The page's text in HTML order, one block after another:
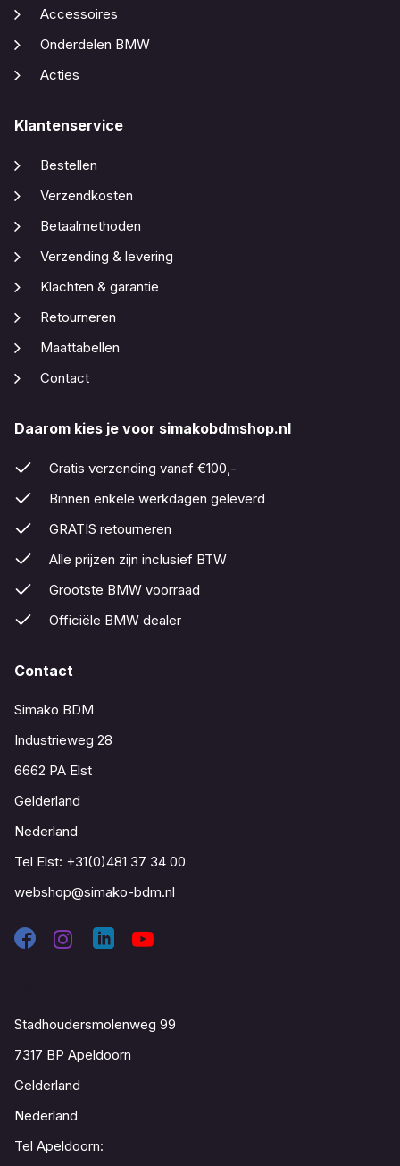
Accessoires
Onderdelen BMW
Acties
Klantenservice
Bestellen
Verzendkosten
Betaalmethoden
Verzending & levering
Klachten & garantie
Retourneren
Maattabellen
Contact
Daarom kies je voor simakobdmshop.nl
Gratis verzending vanaf €100,-
Binnen enkele werkdagen geleverd
GRATIS retourneren
Alle prijzen zijn inclusief BTW
Grootste BMW voorraad
Officiële BMW dealer
Contact
Simako BDM
Industrieweg 28
6662 PA Elst
Gelderland
Nederland
Tel Elst: +31(0)481 37 34 00
webshop@simako-bdm.nl
Stadhoudersmolenweg 99
7317 BP Apeldoorn
Gelderland
Nederland
Tel Apeldoorn: